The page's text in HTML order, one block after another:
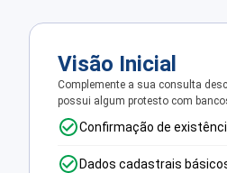
Visão Inicial
Complemente a sua consulta
possui algum protesto com
Confirmação de
Dados cadastrais